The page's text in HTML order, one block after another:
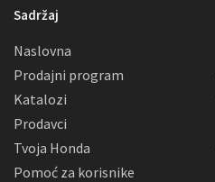
Sadržaj
Naslovna
Prodajni program
Katalozi
Prodavci
Tvoja Honda
Pomoć za korisnike